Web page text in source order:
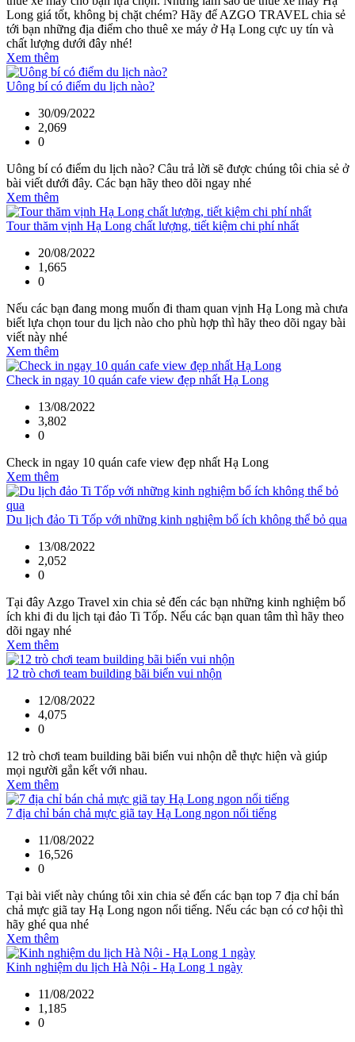
Long giá tốt, không bị chặt chém? Hãy để AZGO TRAVEL chia sẻ
tới bạn những địa điểm cho thuê xe máy ở Hạ Long cực uy tín và
chất lượng dưới đây nhé!
Xem thêm
Uông bí có điểm du lịch nào?
30/09/2022
2,069
0
Uông bí có điểm du lịch nào? Câu trả lời sẽ được chúng tôi chia sẻ ở
bài viết dưới đây. Các bạn hãy theo dõi ngay nhé
Xem thêm
Tour thăm vịnh Hạ Long chất lượng, tiết kiệm chi phí nhất
20/08/2022
1,665
0
Nếu các bạn đang mong muốn đi tham quan vịnh Hạ Long mà chưa
biết lựa chọn tour du lịch nào cho phù hợp thì hãy theo dõi ngay bài
viết này nhé
Xem thêm
Check in ngay 10 quán cafe view đẹp nhất Hạ Long
13/08/2022
3,802
0
Check in ngay 10 quán cafe view đẹp nhất Hạ Long
Xem thêm
Du lịch đảo Ti Tốp với những kinh nghiệm bổ ích không thể bỏ qua
13/08/2022
2,052
0
Tại đây Azgo Travel xin chia sẻ đến các bạn những kinh nghiệm bổ
ích khi đi du lịch tại đảo Ti Tốp. Nếu các bạn quan tâm thì hãy theo
dõi ngay nhé
Xem thêm
12 trò chơi team building bãi biển vui nhộn
12/08/2022
4,075
0
12 trò chơi team building bãi biển vui nhộn dễ thực hiện và giúp
mọi người gắn kết với nhau.
Xem thêm
7 địa chỉ bán chả mực giã tay Hạ Long ngon nổi tiếng
11/08/2022
16,526
0
Tại bài viết này chúng tôi xin chia sẻ đến các bạn top 7 địa chỉ bán
chả mực giã tay Hạ Long ngon nổi tiếng. Nếu các bạn có cơ hội thì
hãy ghé qua nhé
Xem thêm
Kinh nghiệm du lịch Hà Nội - Hạ Long 1 ngày
11/08/2022
1,185
0